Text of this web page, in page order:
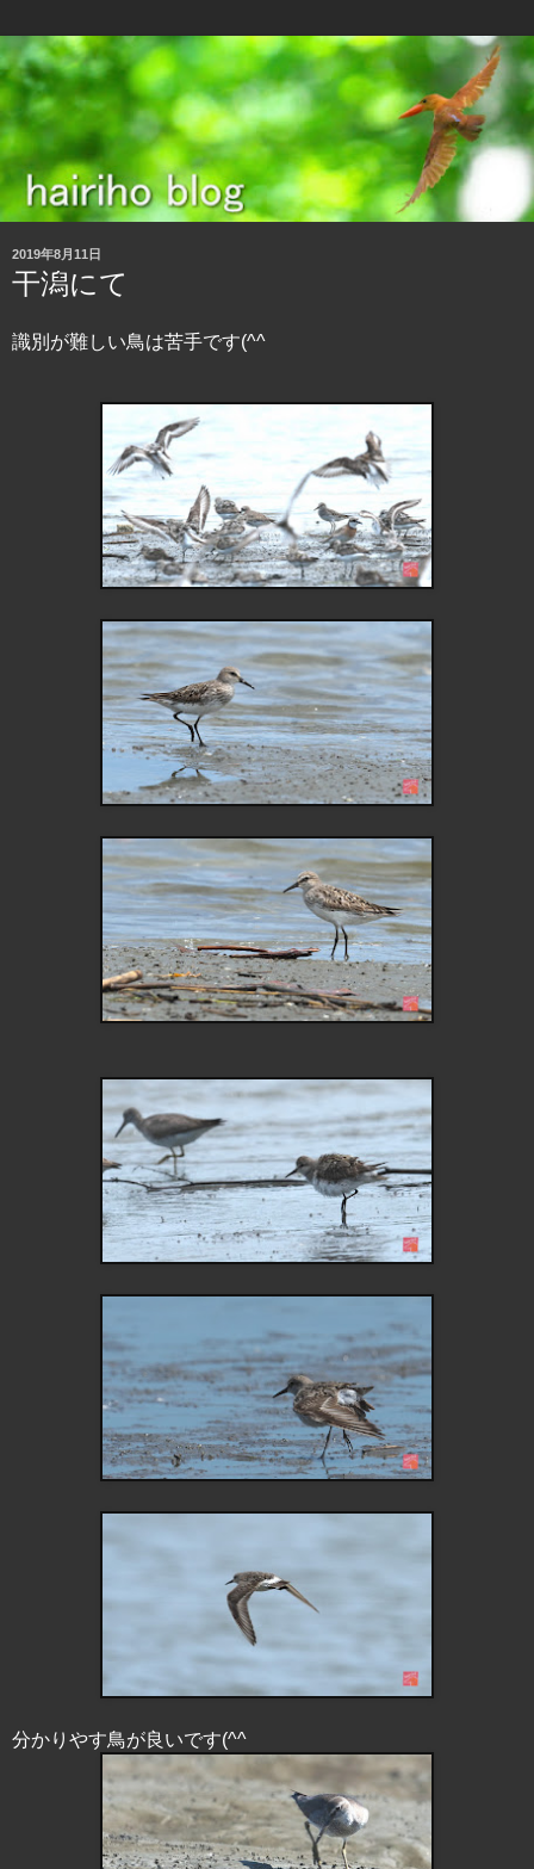
2019年8月11日
干潟にて
識別が難しい鳥は苦手です(^^ゞ
分かりやす鳥が良いです(^^ゞ